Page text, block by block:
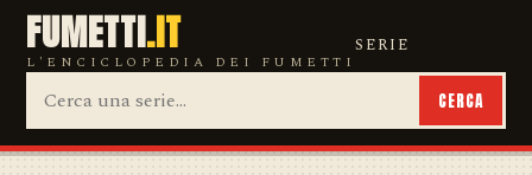
FUMETTI.IT
L'ENCICLOPEDIA DEI FUMETTI
SERIE
CERCA